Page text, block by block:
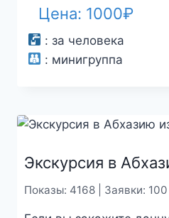
Цена: 1000₽
: за человека
: минигруппа
Экскурсия в
Показы: 4168 | Заявки: 100